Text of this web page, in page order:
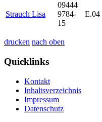
Strauch Lisa
09444
9784-
15
E.04
drucken nach oben
Quicklinks
Kontakt
Inhaltsverzeichnis
Impressum
Datenschutz